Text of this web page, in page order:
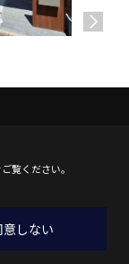
ご覧ください。
意しない